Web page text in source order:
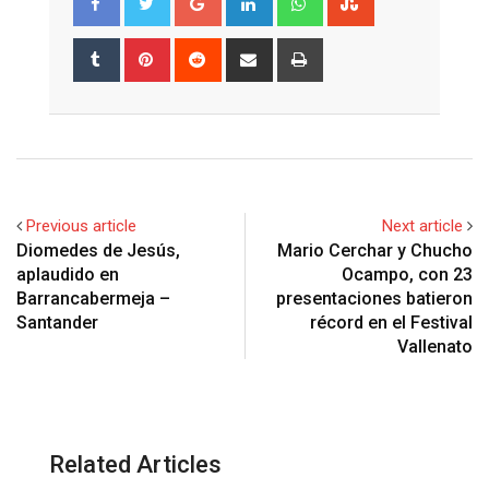
Tumblr Pinterest Reddit
Share
Previous article
Diomedes de Jesús,
aplaudido en
Barrancabermeja –
Santander
Next article
Mario Cerchar y Chucho
Ocampo, con 23
presentaciones batieron
récord en el Festival
Vallenato
Related Articles